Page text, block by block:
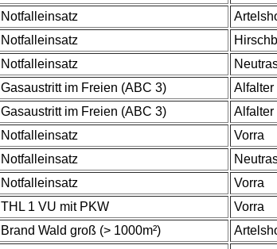
Notfalleinsatz
Notfalleinsatz
Notfalleinsatz
Gasaustritt im Freien (ABC 3)
Alfalter
Gasaustritt im Freien (ABC 3)
Alfalter
Notfalleinsatz
Vorra
Notfalleinsatz
Notfalleinsatz
Vorra
THL 1 VU mit PKW
Vorra
Brand Wald groß (> 1000m²)